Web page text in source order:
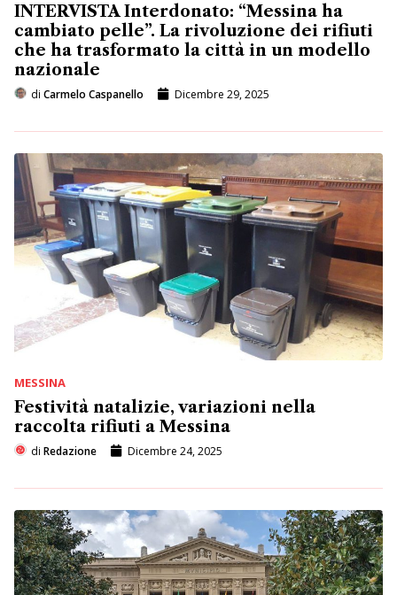
INTERVISTA Interdonato: “Messina ha
cambiato pelle”. La rivoluzione dei rifiuti
che ha trasformato la città in un modello
nazionale
di Carmelo Caspanello Dicembre 29, 2025
MESSINA
Festività natalizie, variazioni nella
raccolta rifiuti a Messina
di Redazione Dicembre 24, 2025